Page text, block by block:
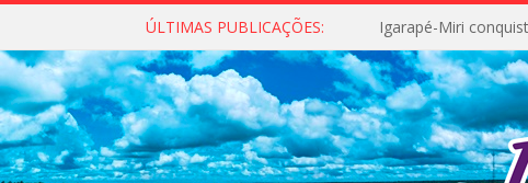
ÚLTIMAS PUBLICAÇÕES: